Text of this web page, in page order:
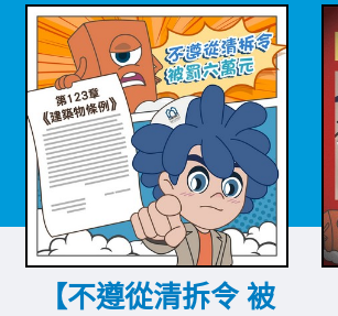
【不遵從清拆令 被